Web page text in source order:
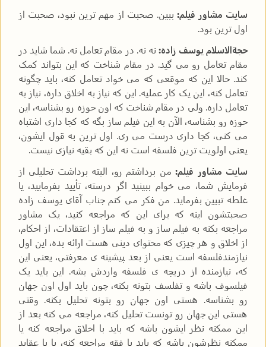
سایت مشاور فیلم: ببین. صحبت از مهم ترین نبود، صحبت از
اول ترین بود.
حجةالاسلام یوسف زاده: نه نه. در مقام تعامل نه. شما شاید در
مقام تعامل رو می گید. در مقام شناخت که این بتواند کمک
کند. حالا این که موقعی که می خواد تعامل کنه، باید چگونه
تعامل کنه، این یک کار عملیه. این که نیاز به اخلاق داره، نیاز به
تعامل داره. ولی در مقام شناخت که اون حوزه رو بشناسه، این
حوزه رو بشناسه، الآن به این فیلم ساز بگه که کجا داری اشتباه
می کنی، کجا داری درست می ری. اول ترین به قول ایشون،
یعنی اولویت ترین فلسفه است نه این که بقیه نیازی نیست.
سایت مشاور فیلم: من برداشتم رو، البته برداشت تحلیلی از
فرمایش شما، می خوام ببینید اگر درسته، تأیید بفرمایید، یا
غلطه تبیین بفرماید. من فکر می کنم جناب آقای یوسف زاده
صحبتشون اینه که برای این که مراجعه کنید، یک مشاور
مراجعه بکنه به فیلم ساز و به فیلم ساز از اعتقادات، از احکام،
از اخلاق و هر چیزی که محتوای دینی هست ارائه بده، این اول
نیازمندفلسفه است یعنی از بعد پیشینه ی معرفتی، یعنی این
که، نیازمنده از دریچه ی فلسفه واردش بشه. این باید یک
فیلسوف باشه و تفلسف بتونه بکنه، چون باید اول اون جهان
رو بشناسه. هستی اون جهان رو بتونه تحلیل بکنه. وقتی
هستی این جهان رو تونست تحلیل کنه، مراجعه می کنه بعد از
این ممکنه نظر ایشون باشه که باید با اخلاق مراجعه کنه یا
ممکنه نظرشون باشه که باید با فقه مراجعه کنه، یا با عقاید